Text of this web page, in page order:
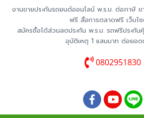
งานขายประกันรถยนต์ออนไลน์ พ.ร.บ. ต่อภาษี
ฟรี สื่อการตลาดฟรี เว็บไ
สมัครซื้อได้ส่วนลดประกัน พ.ร.บ. รถฟรีประกัน
อุบัติเหตุ 1 แสนบาท ต่อยอด
0802951830